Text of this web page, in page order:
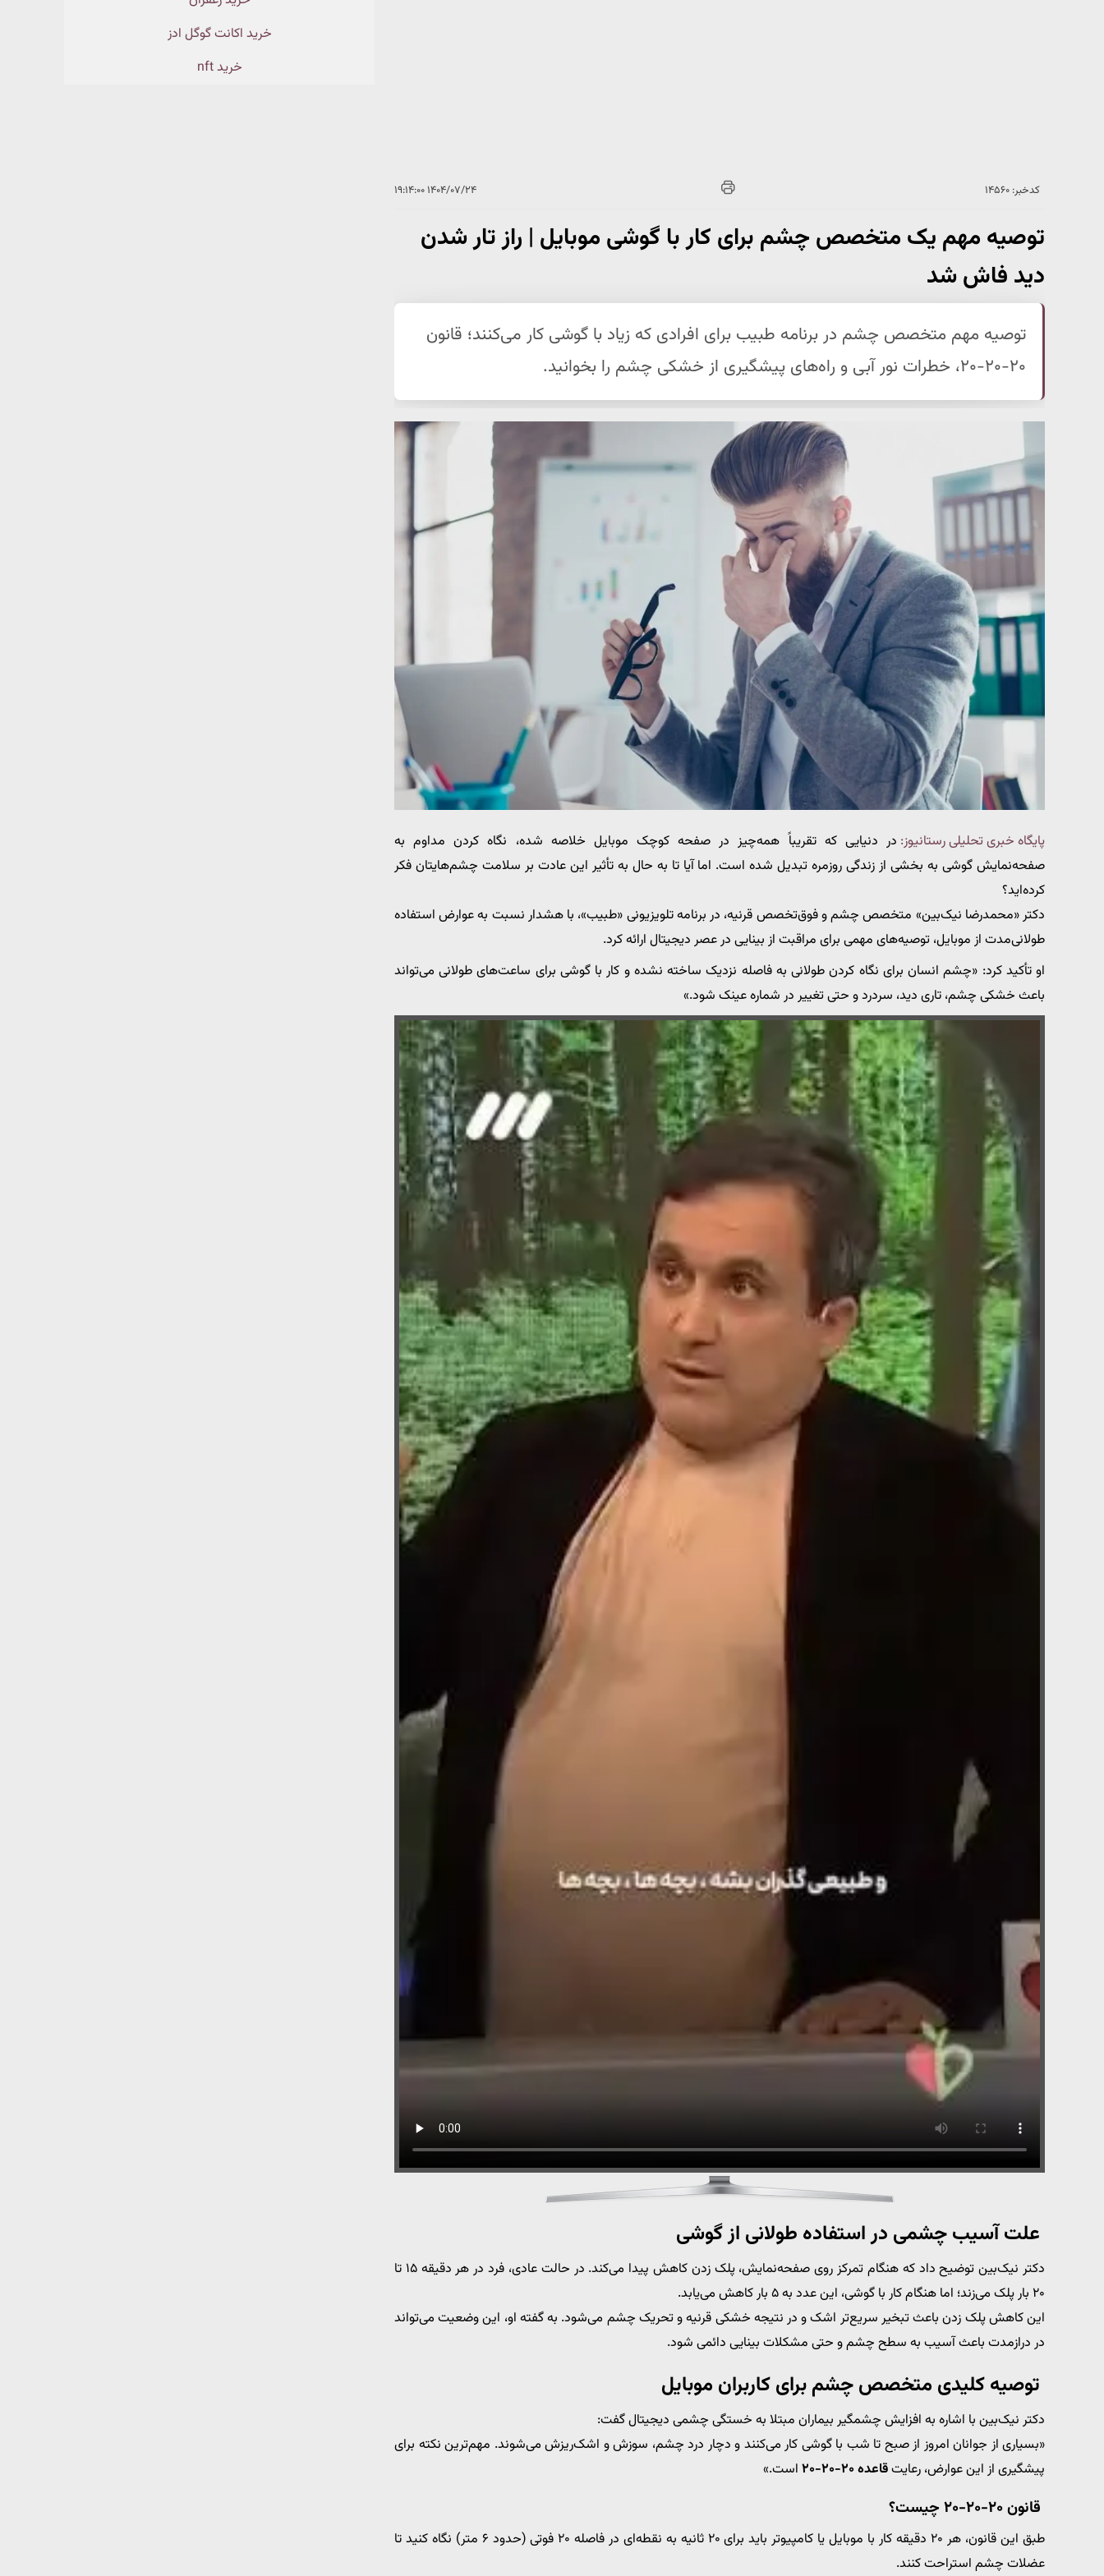
کدخبر: ۱۴۵۶۰ ۱۴۰۴/۰۷/۲۴ ۱۹:۱۴:۰۰
توصیه مهم یک متخصص چشم برای کار با گوشی موبایل | راز تار شدن
دید فاش شد
توصیه مهم متخصص چشم در برنامه طبیب برای افرادی که زیاد با گوشی کار می‌کنند؛ قانون
۲۰-۲۰-۲۰، خطرات نور آبی و راه‌های پیشگیری از خشکی چشم را بخوانید.
پایگاه خبری تحلیلی رستانیوز: در دنیایی که تقریباً همه‌چیز در صفحه کوچک موبایل خلاصه شده، نگاه کردن مداوم به
صفحه‌نمایش گوشی به بخشی از زندگی روزمره تبدیل شده است. اما آیا تا به حال به تأثیر این عادت بر سلامت چشم‌هایتان فکر
کرده‌اید؟
دکتر «محمدرضا نیک‌بین» متخصص چشم و فوق‌تخصص قرنیه، در برنامه تلویزیونی «طبیب»، با هشدار نسبت به عوارض استفاده
طولانی‌مدت از موبایل، توصیه‌های مهمی برای مراقبت از بینایی در عصر دیجیتال ارائه کرد.
او تأکید کرد: «چشم انسان برای نگاه کردن طولانی به فاصله نزدیک ساخته نشده و کار با گوشی برای ساعت‌های طولانی می‌تواند
باعث خشکی چشم، تاری دید، سردرد و حتی تغییر در شماره عینک شود.»
علت آسیب چشمی در استفاده طولانی از گوشی
دکتر نیک‌بین توضیح داد که هنگام تمرکز روی صفحه‌نمایش، پلک زدن کاهش پیدا می‌کند. در حالت عادی، فرد در هر دقیقه ۱۵ تا
۲۰ بار پلک می‌زند؛ اما هنگام کار با گوشی، این عدد به ۵ بار کاهش می‌یابد.
این کاهش پلک زدن باعث تبخیر سریع‌تر اشک و در نتیجه خشکی قرنیه و تحریک چشم می‌شود. به گفته او، این وضعیت می‌تواند
در درازمدت باعث آسیب به سطح چشم و حتی مشکلات بینایی دائمی شود.
توصیه کلیدی متخصص چشم برای کاربران موبایل
دکتر نیک‌بین با اشاره به افزایش چشمگیر بیماران مبتلا به خستگی چشمی دیجیتال گفت:
«بسیاری از جوانان امروز از صبح تا شب با گوشی کار می‌کنند و دچار درد چشم، سوزش و اشک‌ریزش می‌شوند. مهم‌ترین نکته برای
پیشگیری از این عوارض، رعایتقاعده ۲۰-۲۰-۲۰ است.»
قانون ۲۰-۲۰-۲۰ چیست؟
طبق این قانون، هر ۲۰ دقیقه کار با موبایل یا کامپیوتر باید برای ۲۰ ثانیه به نقطه‌ای در فاصله ۲۰ فوتی (حدود ۶ متر) نگاه کنید تا
عضلات چشم استراحت کنند.
خرید اکانت گوگل ادز
خرید nft